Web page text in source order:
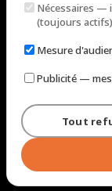
© 2026
Mentions
Nécessaires —
(toujours
Mesure
Publicité —
Tout